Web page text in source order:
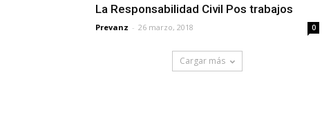
La Responsabilidad Civil Pos trabajos
Prevanz - 26 marzo, 2018 0
Cargar más